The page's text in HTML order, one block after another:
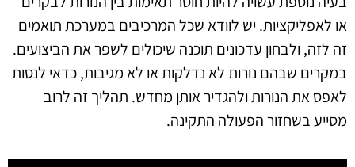
או לאפליקציות. יש לוודא שכל המרכיבים במערכת תואמים
זה לזה, ולבחון עדכונים תוכנה שיכולים לשפר את הביצועים.
במקרים שבהם נורות לא נדלקות או לא מגיבות, כדאי לנסות
לאפס את הנורות ולהגדיר אותן מחדש. תהליך זה לרוב
מסייע בשחזור הפעולה התקינה.